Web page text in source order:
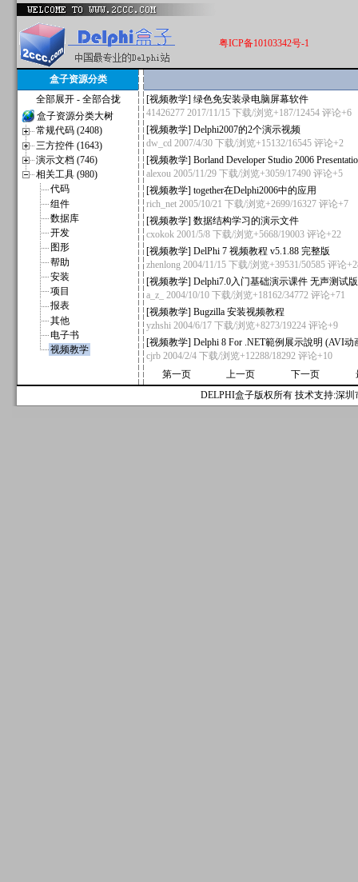
粤ICP备10103342号-1
盒子资源分类
全部展开- 全部合拢
盒子资源分类大树
常规代码 (2408)
三方控件 (1643)
演示文档 (746)
相关工具 (980)
代码
组件
数据库
开发
图形
帮助
安装
项目
报表
其他
电子书
视频教学
[视频教学] 绿色免安装录电脑屏幕软件
41426277 2017/11/15 下载/浏览+187/12454 评论+6
[视频教学] Delphi2007的2个演示视频
dw_cd 2007/4/30 下载/浏览+15132/16545 评论+2
[视频教学] Borland Developer Studio 2006
alexou 2005/11/29 下载/浏览+3059/17490 评论+5
[视频教学] together在Delphi2006中的应用
rich_net 2005/10/21 下载/浏览+2699/16327 评论+7
[视频教学] 数据结构学习的演示文件
cxokok 2001/5/8 下载/浏览+5668/19003 评论+22
[视频教学] DelPhi 7 视频教程 v5.1.88 完整版
zhenlong 2004/11/15 下载/浏览+39531/50585 评论
[视频教学] Delphi7.0入门基础演示课件 无声测试
a_z_
2004/10/10 下载/浏览+18162/34772 评论+71
[视频教学] Bugzilla 安装视频教程
yzhshi 2004/6/17 下载/浏览+8273/19224 评论+9
[视频教学] Delphi 8 For .NET範例展示說明 (AVI动
cjrb 2004/2/4 下载/浏览+12288/18292 评论+10
第一页
上一页 下一页
DELPHI盒子版权所有 技术支持:深